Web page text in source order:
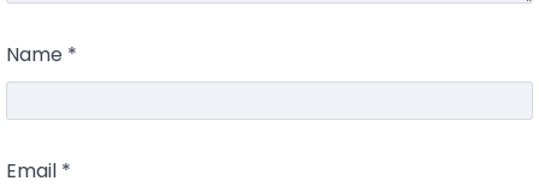
Name *
Email *